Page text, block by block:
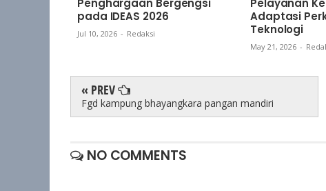
pada IDEAS 2026
Jul 10, 2026 - Redaksi
Adaptasi
Teknologi
May 21, 2026 -
« PREV
Fgd kampung bhayangkara pangan mandiri
NO COMMENTS